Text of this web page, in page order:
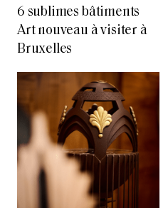
6 sublimes bâtiments
Art nouveau à visiter à
Bruxelles